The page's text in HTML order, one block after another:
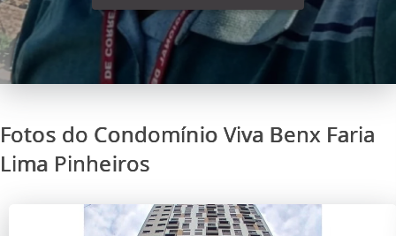
Fotos do Condomínio Viva Benx Faria
Lima Pinheiros